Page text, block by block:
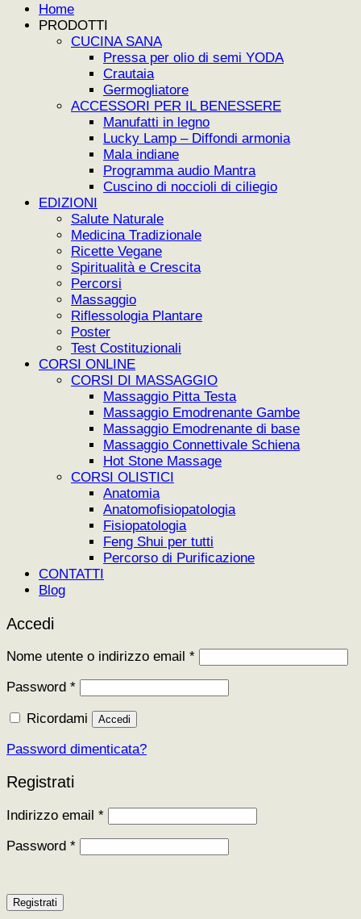
Home
PRODOTTI
CUCINA SANA
Pressa per olio di semi YODA
Crautaia
Germogliatore
ACCESSORI PER IL BENESSERE
Manufatti in legno
Lucky Lamp – Diffondi armonia
Mala indiane
Programma audio Mantra
Cuscino di noccioli di ciliegio
EDIZIONI
Salute Naturale
Medicina Tradizionale
Ricette Vegane
Spiritualità e Crescita
Percorsi
Massaggio
Riflessologia Plantare
Poster
Test Costituzionali
CORSI ONLINE
CORSI DI MASSAGGIO
Massaggio Pitta Testa
Massaggio Emodrenante Gambe
Massaggio Emodrenante di base
Massaggio Connettivale Schiena
Hot Stone Massage
CORSI OLISTICI
Anatomia
Anatomofisiopatologia
Fisiopatologia
Feng Shui per tutti
Percorso di Purificazione
CONTATTI
Blog
Accedi
Nome utente o indirizzo email *Richiesto
Password *Richiesto
Ricordami Accedi
Password dimenticata?
Registrati
Indirizzo email *Richiesto
Password *Richiesto
Registrati